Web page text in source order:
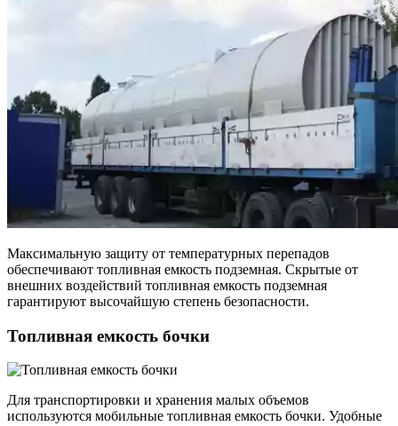
Максимальную защиту от температурных перепадов
обеспечивают топливная емкость подземная. Скрытые от
внешних воздействий топливная емкость подземная
гарантируют высочайшую степень безопасности.
Топливная емкость бочки
Для транспортировки и хранения малых объемов
используются мобильные топливная емкость бочки. Удобные